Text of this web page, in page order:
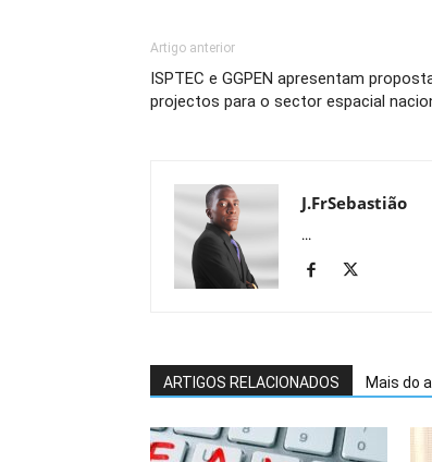
Artigo anterior
ISPTEC e GGPEN apresentam
projectos para o sector espacial
J.FrSebastião
...
ARTIGOS RELACIONADOS Mais do